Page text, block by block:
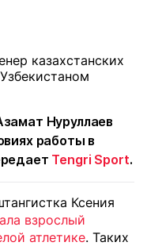
Нуруллаев
работы в
Tengri Sport.
Ксения
взрослый
атлетике. Таких